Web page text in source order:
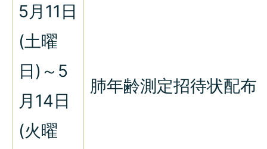
5月11日
(土曜
日)～5
月14日
(火曜
肺年齢測定招待状配布